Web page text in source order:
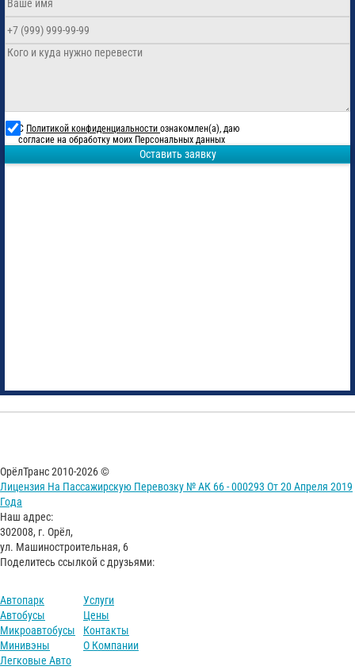
С Политикой конфиденциальности ознакомлен(а), даю
согласие на обработку моих Персональных данных
Оставить заявку
ОрёлТранс 2010-2026 ©
Лицензия На Пассажирскую Перевозку № АК 66 - 000293 От 20 Апреля 2019
Года
Наш адрес:
302008, г. Орёл,
ул. Машиностроительная, 6
Поделитесь ссылкой с друзьями:
Автопарк
Автобусы
Микроавтобусы
Минивэны
Легковые Авто
Услуги
Цены
Контакты
О Компании